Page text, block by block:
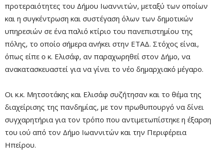
προτεραιότητες του Δήμου Ιωαννιτών, μεταξύ των οποίων
και η συγκέντρωση και συστέγαση όλων των δημοτικών
υπηρεσιών σε ένα παλιό κτίριο του πανεπιστημίου της
πόλης, το οποίο σήμερα ανήκει στην ΕΤΑΔ. Στόχος είναι,
όπως είπε ο κ. Ελισάφ, αν παραχωρηθεί στον Δήμο, να
ανακατασκευαστεί για να γίνει το νέο δημαρχιακό μέγαρο.
Οι κ.κ. Μητσοτάκης και Ελισάφ συζήτησαν και το θέμα της
διαχείρισης της πανδημίας, με τον πρωθυπουργό να δίνει
συγχαρητήρια για τον τρόπο που αντιμετωπίστηκε η έξαρση
του ιού από τον Δήμο Ιωαννιτών και την Περιφέρεια
Ηπείρου.